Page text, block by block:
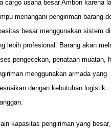
cargo usaha besar Ambon karena
menangani pengiriman barang
besar menggunakan sistem
lebih profesional. Barang akan
pengecekan, penataan muatan,
menggunakan armada yang
dengan kebutuhan logistik
kapasitas pengiriman yang besar,